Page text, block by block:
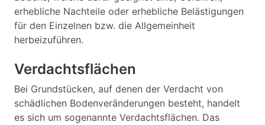
erhebliche Nachteile oder erhebliche Belästigungen
für den Einzelnen bzw. die Allgemeinheit
herbeizuführen.
Verdachtsflächen
Bei Grundstücken, auf denen der Verdacht von
schädlichen Bodenveränderungen besteht, handelt
es sich um sogenannte Verdachtsflächen. Das